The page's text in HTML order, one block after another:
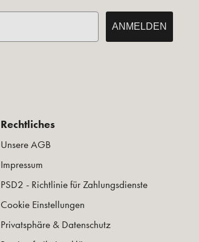
ANMELDEN
Rechtliches
Unsere AGB
Impressum
PSD2 - Richtlinie für Zahlungsdienste
Cookie Einstellungen
Privatsphäre & Datenschutz